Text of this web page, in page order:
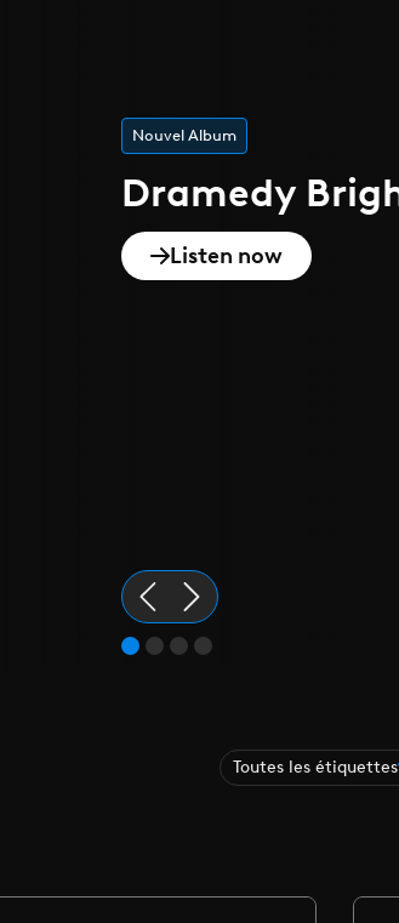
Playlist de l'été
Epique
Discover
Toutes les étiquettes